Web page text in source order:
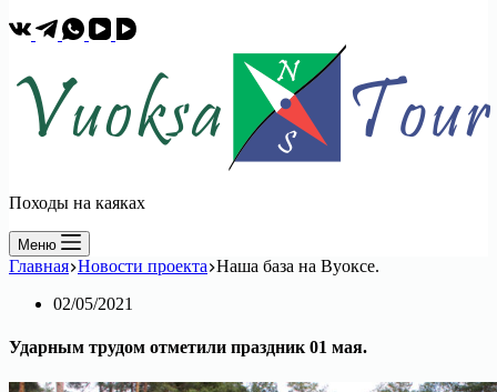
Походы на каяках
Меню
Главная Новости проекта Наша база на Вуоксе.
02/05/2021
Ударным трудом отметили праздник 01 мая.